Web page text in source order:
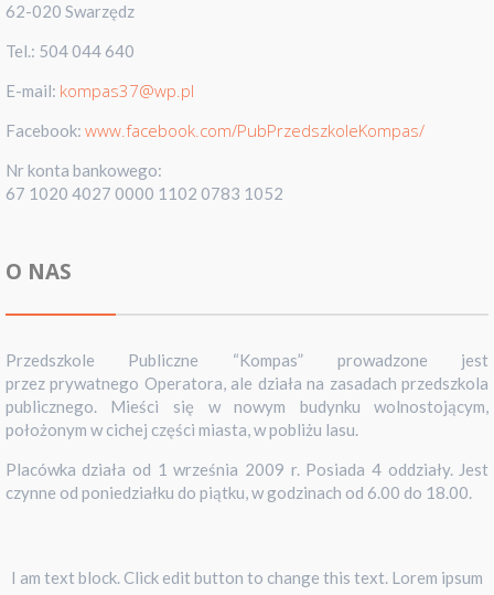
62-020 Swarzędz
Tel.: 504 044 640
E-mail: kompas37@wp.pl
Facebook: www.facebook.com/PubPrzedszkoleKompas/
Nr konta bankowego:
67 1020 4027 0000 1102 0783 1052
O NAS
Przedszkole Publiczne “Kompas” prowadzone jest
przez prywatnego Operatora, ale działa na zasadach przedszkola
publicznego. Mieści się w nowym budynku wolnostojącym,
położonym w cichej części miasta, w pobliżu lasu.
Placówka działa od 1 września 2009 r. Posiada 4 oddziały. Jest
czynne od poniedziałku do piątku, w godzinach od 6.00 do 18.00.
I am text block. Click edit button to change this text. Lorem ipsum